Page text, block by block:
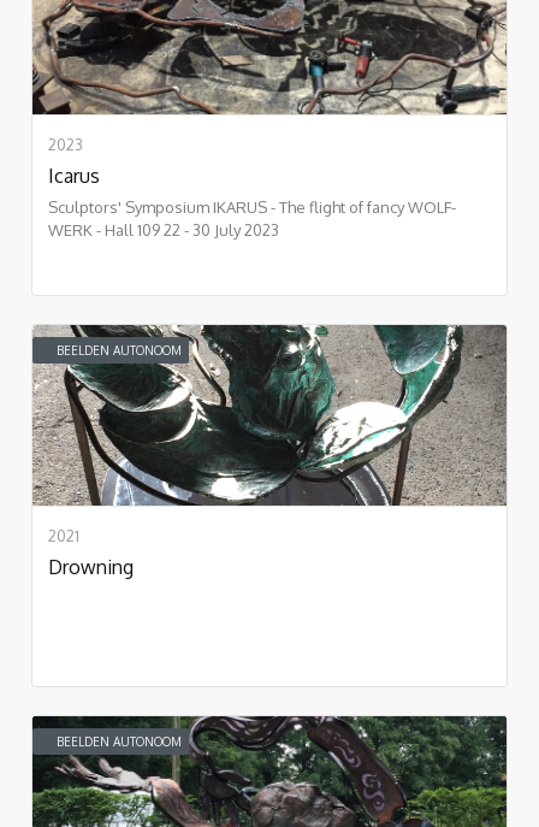
2023
Icarus
Sculptors' Symposium IKARUS - The flight of fancy WOLF-
WERK - Hall 109 22 - 30 July 2023
BEELDEN AUTONOOM
2021
Drowning
BEELDEN AUTONOOM